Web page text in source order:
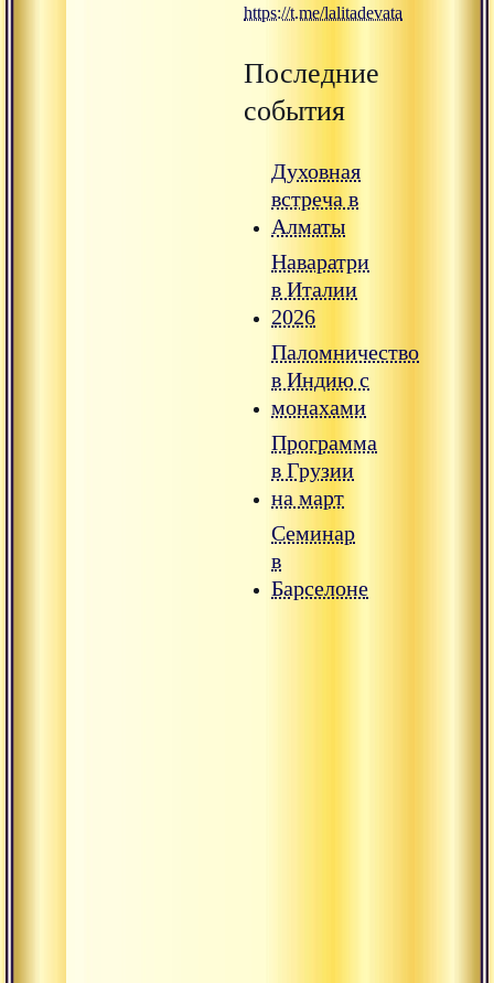
https://t.me/lalitadevata
Последние
события
Духовная
встреча в
Алматы
Наваратри
в Италии
2026
Паломничество
в Индию с
монахами
Программа
в Грузии
на март
Семинар
в
Барселоне